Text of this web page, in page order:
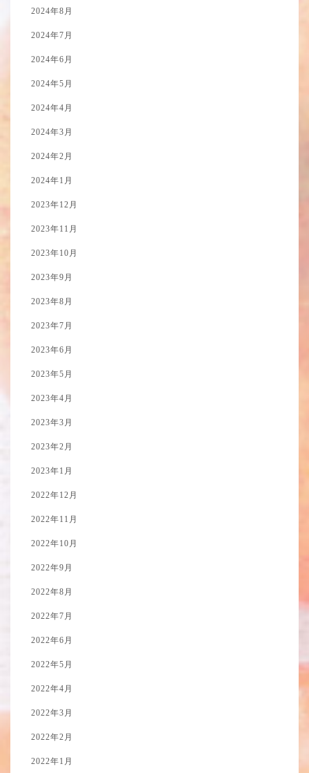
2024年8月
2024年7月
2024年6月
2024年5月
2024年4月
2024年3月
2024年2月
2024年1月
2023年12月
2023年11月
2023年10月
2023年9月
2023年8月
2023年7月
2023年6月
2023年5月
2023年4月
2023年3月
2023年2月
2023年1月
2022年12月
2022年11月
2022年10月
2022年9月
2022年8月
2022年7月
2022年6月
2022年5月
2022年4月
2022年3月
2022年2月
2022年1月